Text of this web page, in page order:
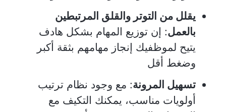
يقلل من التوتر والقلق المرتبطين
بالعمل: إن توزيع المهام بشكل هادف
يتيح لموظفيك إنجاز مهامهم بثقة أكبر
وضغط أقل
تسهيل المرونة: مع وجود نظام ترتيب
أولويات مناسب، يمكنك التكيف مع